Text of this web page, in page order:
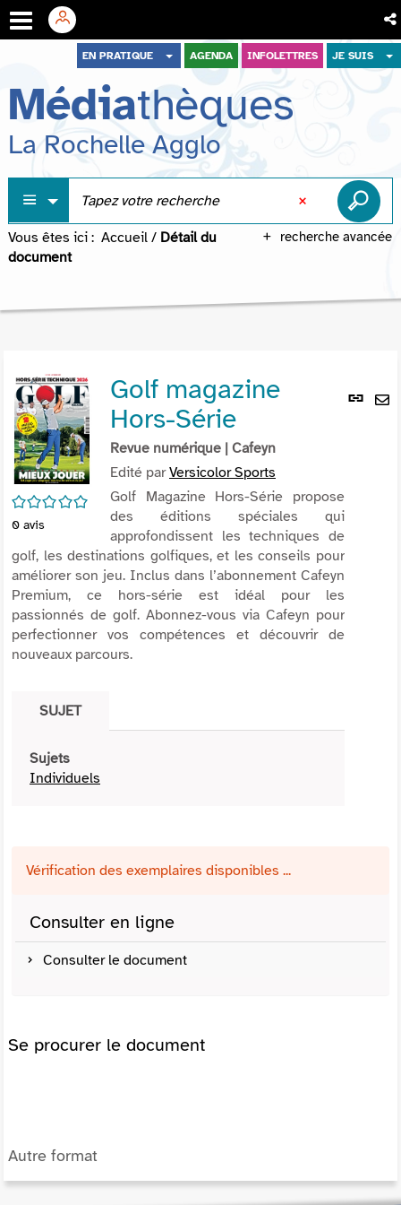
menu
contenu
recherche
EN PRATIQUE AGENDA INFOLETTRES JE SUIS
Médiathèques
La Rochelle Agglo
recherche avancée
Vous êtes ici : Accueil / Détail du
document
Lien
/5
0 avis
Golf magazine
Hors-Série
Revue numérique | Cafeyn
Edité parVersicolor Sports
Golf Magazine Hors-Série propose
des éditions spéciales qui
approfondissent les techniques de
golf, les destinations golfiques, et les conseils pour
améliorer son jeu. Inclus dans l’abonnement Cafeyn
Premium, ce hors-série est idéal pour les
passionnés de golf. Abonnez-vous via Cafeyn pour
perfectionner vos compétences et découvrir de
nouveaux parcours.
SUJET
Sujets
Individuels
Vérification des exemplaires disponibles ...
Consulter en ligne
Consulter le document
Se procurer le document
Autre format